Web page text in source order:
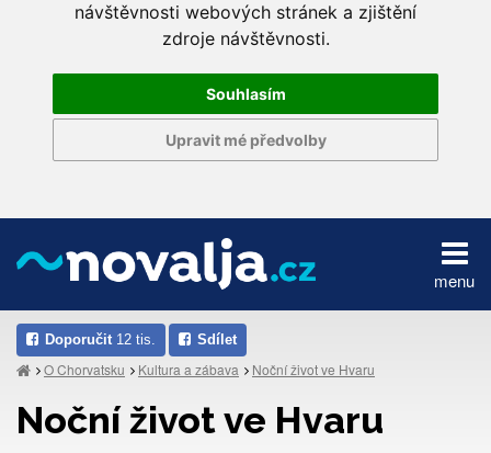
návštěvnosti webových stránek a zjištění
zdroje návštěvnosti.
Souhlasím
Upravit mé předvolby
menu
Doporučit 12 tis. Sdílet
O Chorvatsku Kultura a zábava Noční život ve Hvaru
Noční život ve Hvaru